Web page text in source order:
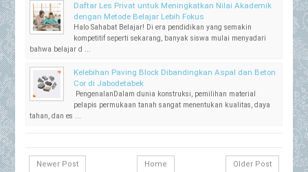
Daftar Les Privat untuk Meningkatkan Nilai Akademik
dengan Metode Belajar Lebih Fokus
Halo Sahabat Belajar! Di era pendidikan yang semakin
kompetitif seperti sekarang, banyak siswa mulai menyadari
bahwa belajar d ...
Kelebihan Paving Block Dibandingkan Aspal dan Beton
Cor di Jabodetabek
PengenalanDalam dunia konstruksi, pemilihan material
pelapis permukaan tanah sangat menentukan kualitas, daya
tahan, dan es ...
Newer Post Older Post
Home